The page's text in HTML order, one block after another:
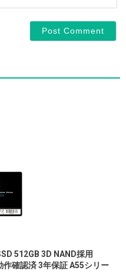
512GB 3D NAND採用
確認済 3年保証 A55シリー